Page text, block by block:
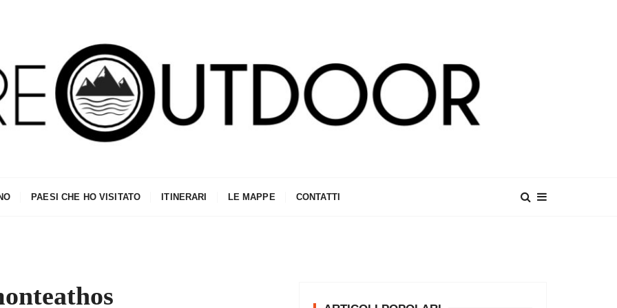
PAESI CHE HO VISITATO ITINERARI LE MAPPE CONTATTI